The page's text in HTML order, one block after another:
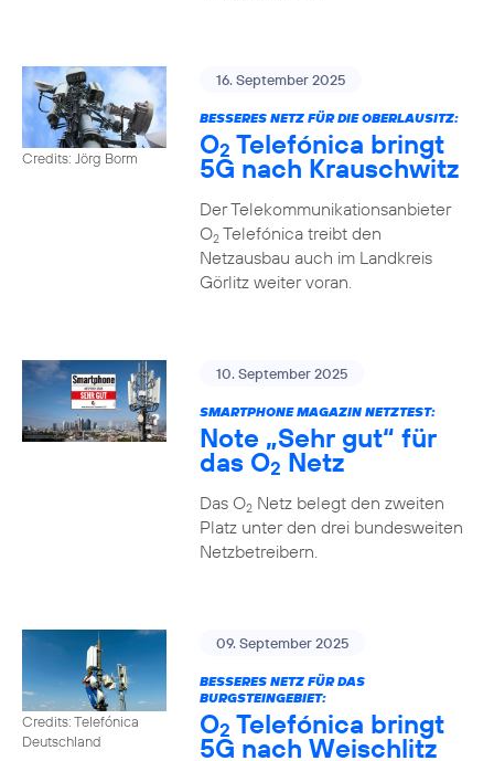
Credits: Jörg Borm
16. September 2025
BESSERES NETZ FÜR DIE OBERLAUSITZ:
O2 Telefónica bringt
5G nach Krauschwitz
Der Telekommunikationsanbieter
O2Telefónica treibt den
Netzausbau auch im Landkreis
Görlitz weiter voran.
10. September 2025
SMARTPHONE MAGAZIN NETZTEST:
Note „Sehr gut“ für
das O2 Netz
Das O2Netz belegt den zweiten
Platz unter den drei bundesweiten
Netzbetreibern.
Credits: Telefónica
Deutschland
09. September 2025
BESSERES NETZ FÜR DAS
BURGSTEINGEBIET:
O2 Telefónica bringt
5G nach Weischlitz